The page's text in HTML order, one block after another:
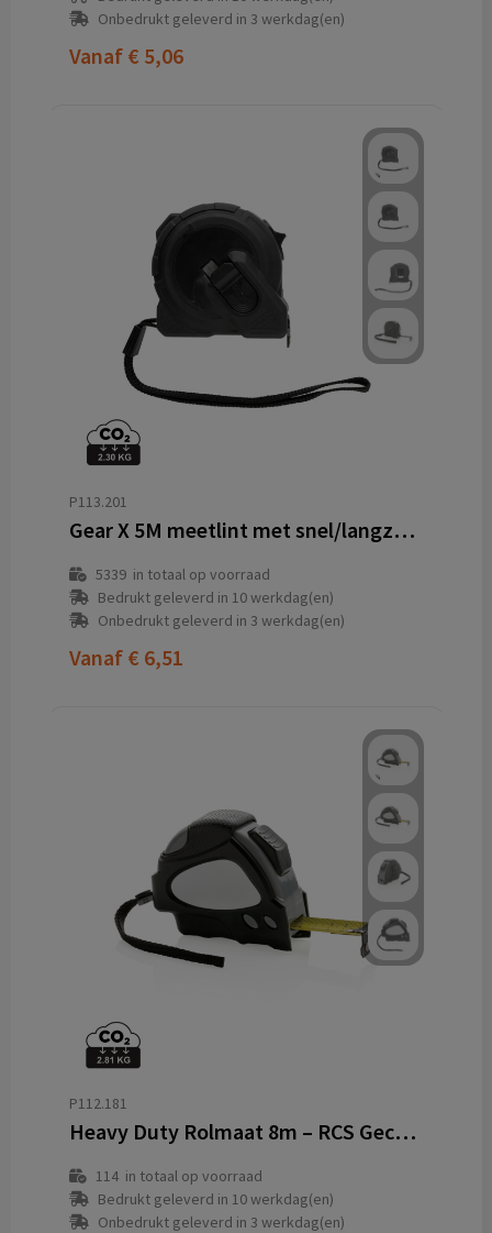
Onbedrukt geleverd in 3 werkdag(en)
Vanaf € 5,06
P113.201
Gear X 5M meetlint met snel/langzaam retract
5339in totaal op voorraad
Bedrukt geleverd in 10 werkdag(en)
Onbedrukt geleverd in 3 werkdag(en)
Vanaf € 6,51
P112.181
Heavy Duty Rolmaat 8m – RCS Gecertificeerd Gerecycled ABS
114in totaal op voorraad
Bedrukt geleverd in 10 werkdag(en)
Onbedrukt geleverd in 3 werkdag(en)